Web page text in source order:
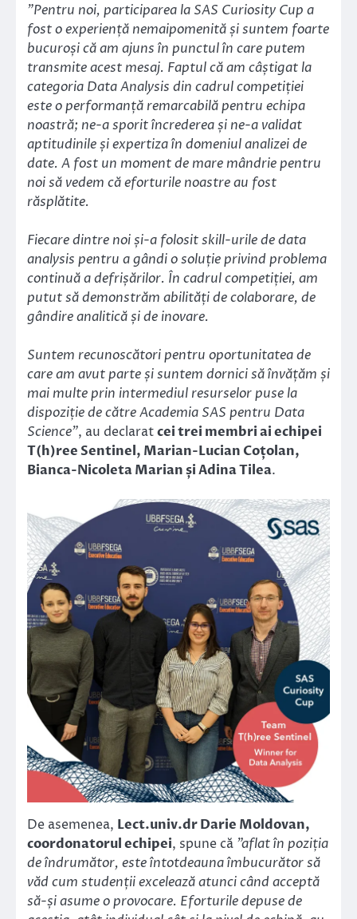
”Pentru noi, participarea la SAS Curiosity Cup a
fost o experiență nemaipomenită și suntem foarte
bucuroși că am ajuns în punctul în care putem
transmite acest mesaj. Faptul că am câștigat la
categoria Data Analysis din cadrul competiției
este o performanță remarcabilă pentru echipa
noastră; ne-a sporit încrederea și ne-a validat
aptitudinile și expertiza în domeniul analizei de
date. A fost un moment de mare mândrie pentru
noi să vedem că eforturile noastre au fost
răsplătite.
Fiecare dintre noi și-a folosit skill-urile de data
analysis pentru a gândi o soluție privind problema
continuă a defrișărilor. În cadrul competiției, am
putut să demonstrăm abilități de colaborare, de
gândire analitică și de inovare.
Suntem recunoscători pentru oportunitatea de
care am avut parte și suntem dornici să învățăm și
mai multe prin intermediul resurselor puse la
dispoziție de către Academia SAS pentru Data
Science”, au declaratcei trei membri ai echipei
T(h)ree Sentinel, Marian-Lucian Coțolan,
Bianca-Nicoleta Marian și Adina Tilea.
De asemenea, Lect.univ.dr Darie Moldovan,
coordonatorul echipei, spune că ”aflat în poziția
de îndrumător, este întotdeauna îmbucurător să
văd cum studenții excelează atunci când acceptă
să-și asume o provocare. Eforturile depuse de